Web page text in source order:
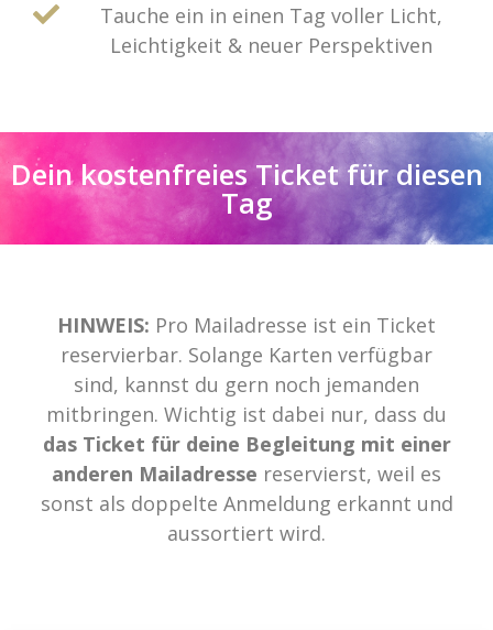
Tauche ein in einen Tag voller Licht,
Leichtigkeit & neuer Perspektiven
Dein kostenfreies Ticket für diesen
Tag
HINWEIS: Pro Mailadresse ist ein Ticket
reservierbar. Solange Karten verfügbar
sind, kannst du gern noch jemanden
mitbringen. Wichtig ist dabei nur, dass du
das Ticket für deine Begleitung mit einer
anderen Mailadresse reservierst, weil es
sonst als doppelte Anmeldung erkannt und
aussortiert wird.